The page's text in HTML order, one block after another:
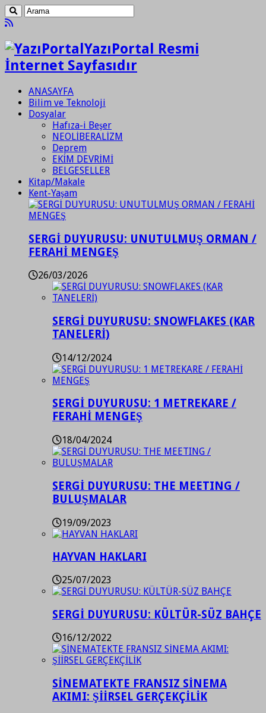
YazıPortal Resmi
İnternet Sayfasıdır
ANASAYFA
Bilim ve Teknoloji
Dosyalar
Hafıza-i Beşer
NEOLİBERALİZM
Deprem
EKİM DEVRİMİ
BELGESELLER
Kitap/Makale
Kent-Yaşam
SERGİ DUYURUSU: UNUTULMUŞ ORMAN /
FERAHİ MENGEŞ
26/03/2026
SERGİ DUYURUSU: SNOWFLAKES (KAR
TANELERİ)
14/12/2024
SERGİ DUYURUSU: 1 METREKARE /
FERAHİ MENGEŞ
18/04/2024
SERGİ DUYURUSU: THE MEETING /
BULUŞMALAR
19/09/2023
HAYVAN HAKLARI
25/07/2023
SERGİ DUYURUSU: KÜLTÜR-SÜZ BAHÇE
16/12/2022
SİNEMATEKTE FRANSIZ SİNEMA
AKIMI: ŞİİRSEL GERÇEKÇİLİK